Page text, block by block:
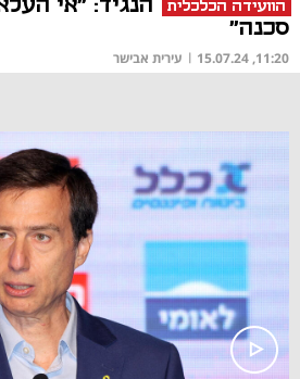
הוועידה הכלכלית
סכנה"
11:20, 15.07.24
| עירית אבישר